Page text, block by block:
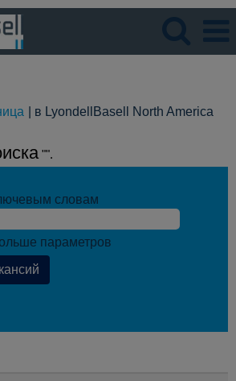
в LyondellBasell North America
"".
словам
параметров